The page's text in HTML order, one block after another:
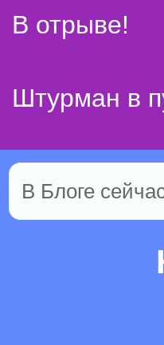
В отрыве!
Штурман в
В Блоге